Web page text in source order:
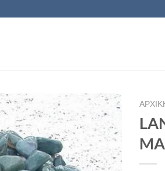
Πρόσθήκη
στην λίστα
επιθυμιών